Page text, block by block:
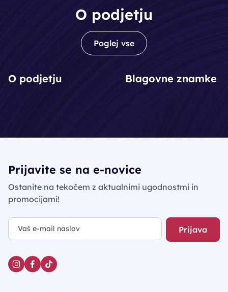
O podjetju
Poglej vse
O podjetju Blagovne znamke
Prijavite se na e-novice
Ostanite na tekočem z aktualnimi ugodnostmi in
promocijami!
Prijava